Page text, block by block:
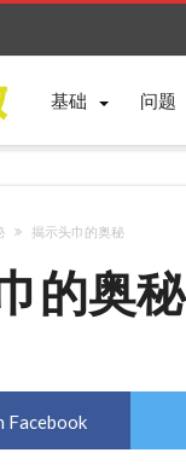
基础 问题
揭示头巾的奥秘
的奥秘
Facebook